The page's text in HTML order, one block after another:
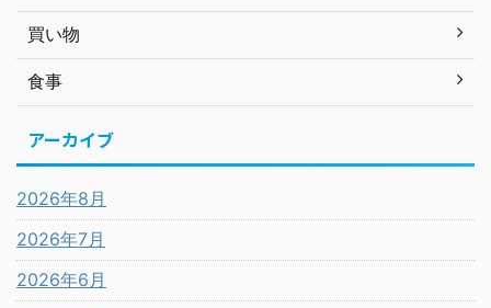
買い物
食事
アーカイブ
2026年8月
2026年7月
2026年6月